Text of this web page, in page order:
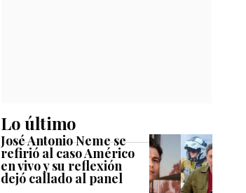
Lo último
José Antonio Neme se
refirió al caso Américo
en vivo y su reflexión
dejó callado al panel